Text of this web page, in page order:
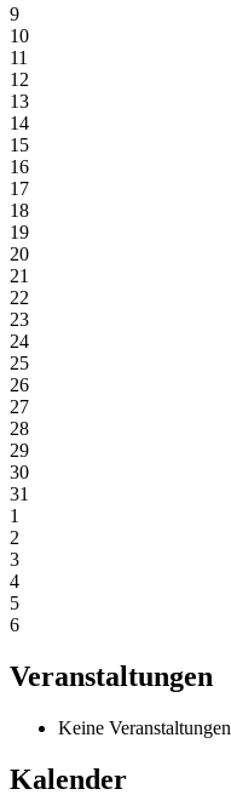
9
10
11
12
13
14
15
16
17
18
19
20
21
22
23
24
25
26
27
28
29
30
31
1
2
3
4
5
6
Veranstaltungen
Keine Veranstaltungen
Kalender